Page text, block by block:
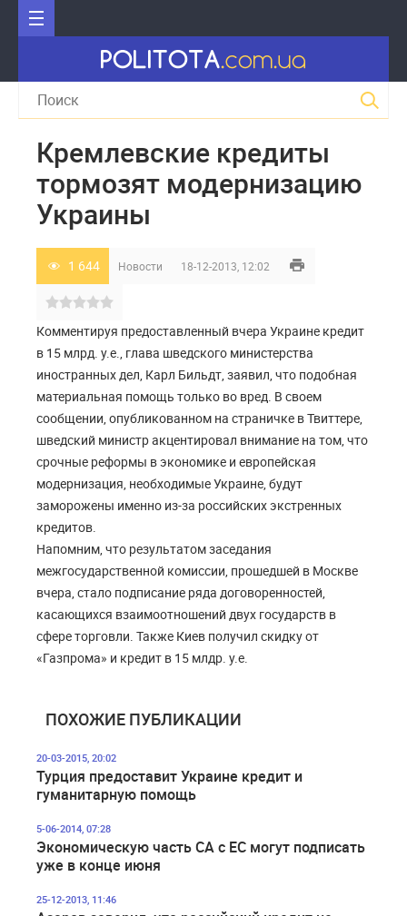
Кремлевские кредиты
тормозят модернизацию
Украины
1 644 Новости 18-12-2013, 12:02
Комментируя предоставленный вчера Украине кредит
в 15 млрд. у.е., глава шведского министерства
иностранных дел, Карл Бильдт, заявил, что подобная
материальная помощь только во вред. В своем
сообщении, опубликованном на страничке в Твиттере,
шведский министр акцентировал внимание на том, что
срочные реформы в экономике и европейская
модернизация, необходимые Украине, будут
заморожены именно из-за российских экстренных
кредитов.
Напомним, что результатом заседания
межгосударственной комиссии, прошедшей в Москве
вчера, стало подписание ряда договоренностей,
касающихся взаимоотношений двух государств в
сфере торговли. Также Киев получил скидку от
«Газпрома» и кредит в 15 млдр. у.е.
ПОХОЖИЕ ПУБЛИКАЦИИ
20-03-2015, 20:02
Турция предоставит Украине кредит и
гуманитарную помощь
5-06-2014, 07:28
Экономическую часть СА с ЕС могут подписать
уже в конце июня
25-12-2013, 11:46